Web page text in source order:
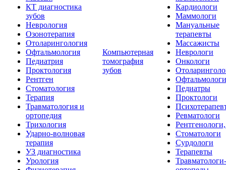
КТ диагностика
зубов
Неврология
Озонотерапия
Отоларингология
Офтальмология
Педиатрия
Проктология
Рентген
Стоматология
Терапия
Травматология и
ортопедия
Трихология
Ударно-волновая
терапия
УЗ диагностика
Урология
Компьютерная
томография
зубов
Кардиологи
Маммологи
Мануальные
терапевты
Массажисты
Неврологи
Онкологи
Офтальмологи
Педиатры
Проктологи
Ревматологи
Стоматологи
Сурдологи
Терапевты
Травматологи-